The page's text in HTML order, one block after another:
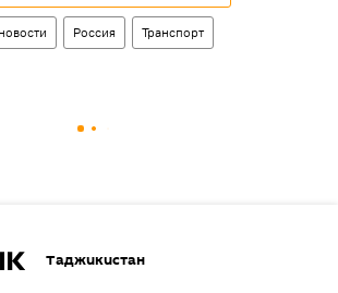
Россия Транспорт
Таджикистан